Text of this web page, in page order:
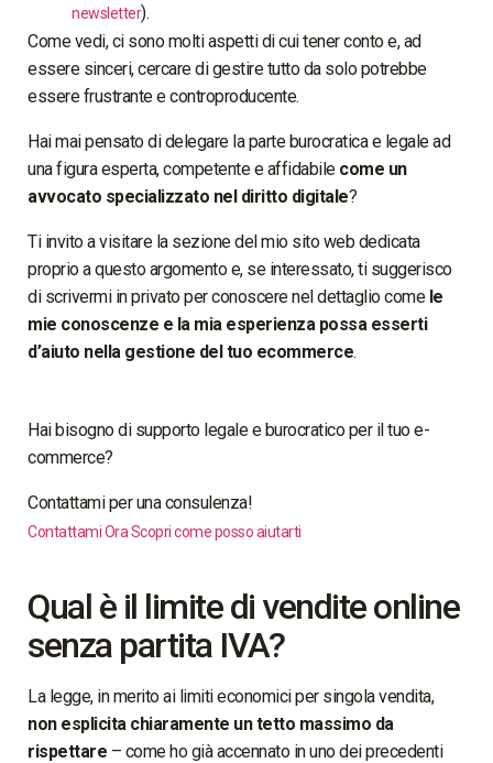
newsletter).
Come vedi, ci sono molti aspetti di cui tener conto e, ad
essere sinceri, cercare di gestire tutto da solo potrebbe
essere frustrante e controproducente.
Hai mai pensato di delegare la parte burocratica e legale ad
una figura esperta, competente e affidabile come un
avvocato specializzato nel diritto digitale?
Ti invito a visitare la sezione del mio sito web dedicata
proprio a questo argomento e, se interessato, ti suggerisco
di scrivermi in privato per conoscere nel dettaglio come le
mie conoscenze e la mia esperienza possa esserti
d’aiuto nella gestione del tuo ecommerce.
Hai bisogno di supporto legale e burocratico per il tuo e-
commerce?
Contattami per una consulenza!
Contattami OraScopri come posso aiutarti
Qual è il limite di vendite online
senza partita IVA?
La legge, in merito ai limiti economici per singola vendita,
non esplicita chiaramente un tetto massimo da
rispettare – come ho già accennato in uno dei precedenti